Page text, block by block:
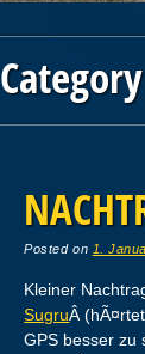
Posted on 1.
Kleiner
SugruÂ
GPS besser zu